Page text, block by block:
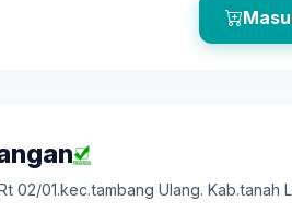
02/01.kec.tambang Ulang. Kab.tanah